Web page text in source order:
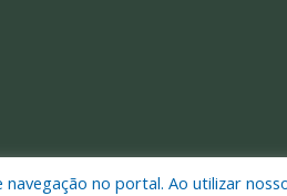
no portal. Ao utilizar